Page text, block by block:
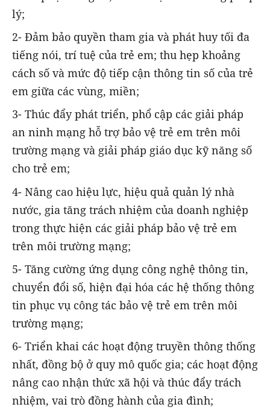
lý;
2- Đảm bảo quyền tham gia và phát huy tối đa
tiếng nói, trí tuệ của trẻ em; thu hẹp khoảng
cách số và mức độ tiếp cận thông tin số của trẻ
em giữa các vùng, miền;
3- Thúc đẩy phát triển, phổ cập các giải pháp
an ninh mạng hỗ trợ bảo vệ trẻ em trên môi
trường mạng và giải pháp giáo dục kỹ năng số
cho trẻ em;
4- Nâng cao hiệu lực, hiệu quả quản lý nhà
nước, gia tăng trách nhiệm của doanh nghiệp
trong thực hiện các giải pháp bảo vệ trẻ em
trên môi trường mạng;
5- Tăng cường ứng dụng công nghệ thông tin,
chuyển đổi số, hiện đại hóa các hệ thống thông
tin phục vụ công tác bảo vệ trẻ em trên môi
trường mạng;
6- Triển khai các hoạt động truyền thông thống
nhất, đồng bộ ở quy mô quốc gia; các hoạt động
nâng cao nhận thức xã hội và thúc đẩy trách
nhiệm, vai trò đồng hành của gia đình;